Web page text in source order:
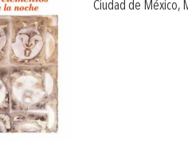
Ciudad de México,